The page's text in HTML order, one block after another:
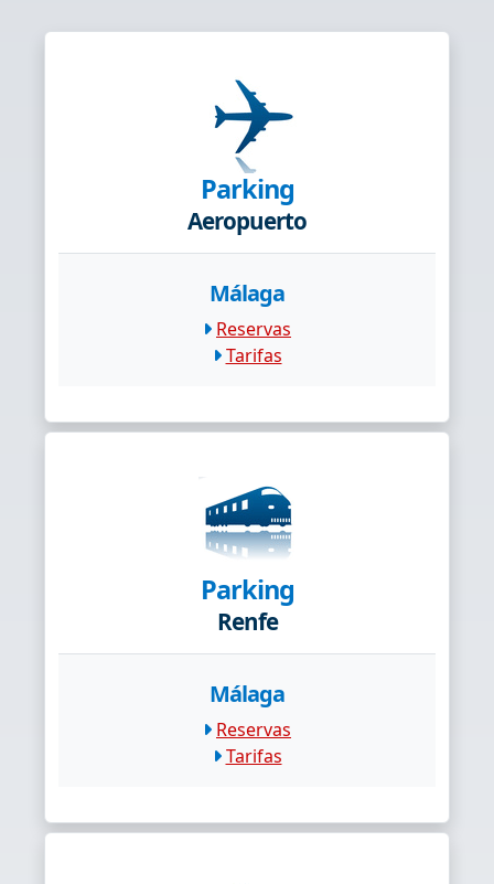
Parking
Aeropuerto
Málaga
Reservas
Tarifas
Parking
Renfe
Málaga
Reservas
Tarifas